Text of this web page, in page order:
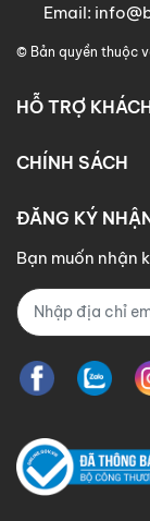
Email:
© Bản quyền thuộc
HỖ TRỢ
CHÍNH SÁCH
ĐĂNG KÝ
Bạn muốn nhận